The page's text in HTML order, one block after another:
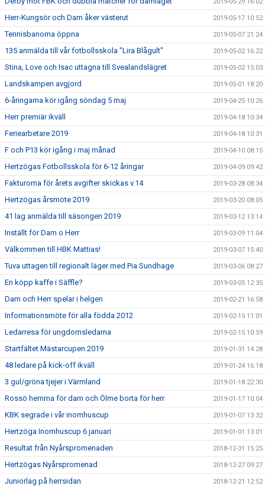
Herr-Kungsör och Dam åker västerut 2019-05-17 10:52
Tennisbanorna öppna 2019-05-07 21:24
135 anmälda till vår fotbollsskola "Lira Blågult" 2019-05-02 16:22
Stina, Love och Isac uttagna till Svealandslägret 2019-05-02 15:03
Landskampen avgjord 2019-05-01 18:20
6-åringarna kör igång söndag 5 maj 2019-04-25 10:26
Herr premiär ikväll 2019-04-18 10:34
Feriearbetare 2019 2019-04-18 10:31
F och P13 kör igång i maj månad 2019-04-10 08:15
Hertzögas Fotbollsskola för 6-12 åringar 2019-04-09 09:42
Fakturorna för årets avgifter skickas v.14 2019-03-28 08:34
Hertzögas årsmöte 2019 2019-03-20 08:05
41 lag anmälda till säsongen 2019 2019-03-12 13:14
Inställt för Dam o Herr 2019-03-09 11:04
Välkommen till HBK Mattias! 2019-03-07 15:40
Tuva uttagen till regionalt läger med Pia Sundhage 2019-03-06 08:27
En köpp kaffe i Säffle? 2019-03-05 12:35
Dam och Herr spelar i helgen 2019-02-21 16:58
Informationsmöte för alla födda 2012 2019-02-15 11:01
Ledarresa för ungdomsledarna 2019-02-15 10:59
Startfältet Mästarcupen 2019 2019-01-31 14:28
48 ledare på kick-off ikväll 2019-01-24 16:18
3 gul/gröna tjejer i Värmland 2019-01-18 22:30
Rossö hemma för dam och Ölme borta för herr 2019-01-17 10:04
KBK segrade i vår inomhuscup 2019-01-07 13:32
Hertzöga Inomhuscup 6 januari 2019-01-01 13:01
Resultat från Nyårspromenaden 2018-12-31 15:25
Hertzögas Nyårspromenad 2018-12-27 09:27
Juniorlag på herrsidan 2018-12-21 12:52